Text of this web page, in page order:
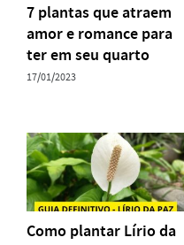
7 plantas que atraem
amor e romance para
ter em seu quarto
17/01/2023
Como plantar Lírio da